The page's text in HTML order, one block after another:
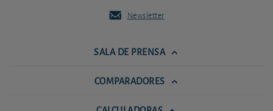
Newsletter
SALA DE PRENSA
COMPARADORES